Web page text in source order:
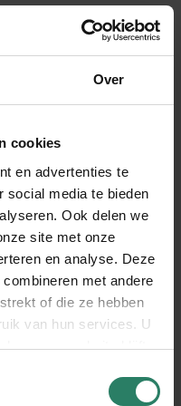
Over
cookies
en advertenties te
social media te bieden
Ook delen we
site met onze
en analyse. Deze
met andere
of die ze hebben
van hun services. U
u onze website blijft
een standaard
die je zelf moet
plaatsvindt
blijven de
concessies aan je
formulieren of
je regelt je
waar je aan toe
of
beste tijd om je
terwijl je gezond